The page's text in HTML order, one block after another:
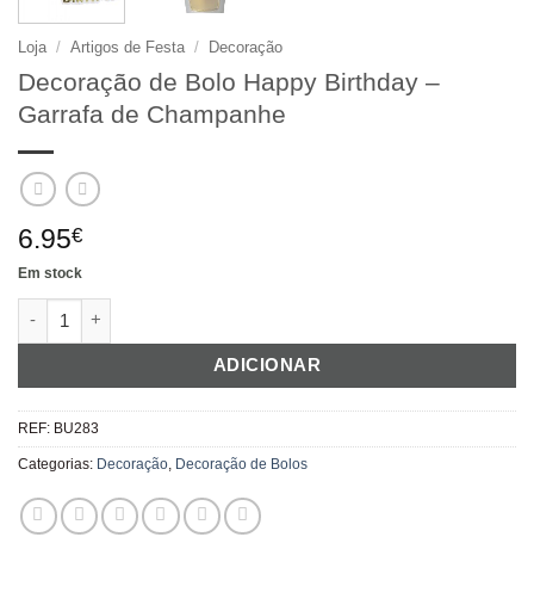
Loja / Artigos de Festa / Decoração
Decoração de Bolo Happy Birthday –
Garrafa de Champanhe
6.95€
Em stock
ADICIONAR
REF: BU283
Categorias: Decoração, Decoração de Bolos